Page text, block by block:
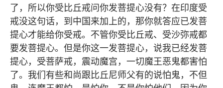
了，所以你受比丘戒问你发菩提心没有？在印度受
戒没这句话，到中国来加上的，那你就答应已发菩
提心才能给你受戒。不管你受比丘戒、受沙弥戒都
要发菩提心。但是你这一发菩提心，说我已经发菩
提心，受菩萨戒，震动魔宫，一切魔王恶鬼都害怕
了。我们有些和尚跟比丘尼师父有的说怕鬼，不但